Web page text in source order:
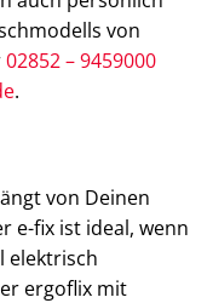
von
02852 – 9459000
.
von Deinen
e-fix ist ideal, wenn
elektrisch
ergoflix mit